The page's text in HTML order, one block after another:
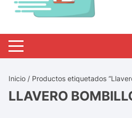
Inicio / Productos etiquetados
LLAVERO